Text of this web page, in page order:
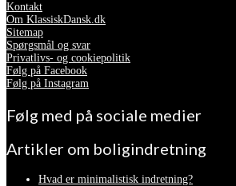
Kontakt
Om KlassiskDansk.dk
Sitemap
Spørgsmål og svar
Privatlivs- og cookiepolitik
Følg på Facebook
Følg på Instagram
Følg med på sociale medier
Artikler om boligindretning
Hvad er minimalistisk indretning?